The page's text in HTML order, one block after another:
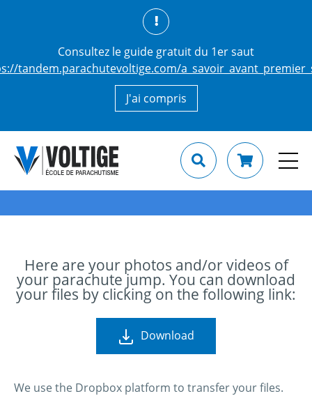
Consultez le guide gratuit du 1er saut
tandem.parachutevoltige.com/
J'ai compris
Here are your photos and/or videos of
your parachute jump. You can download
your files by clicking on the following link:
Download
We use the Dropbox platform to transfer your files.